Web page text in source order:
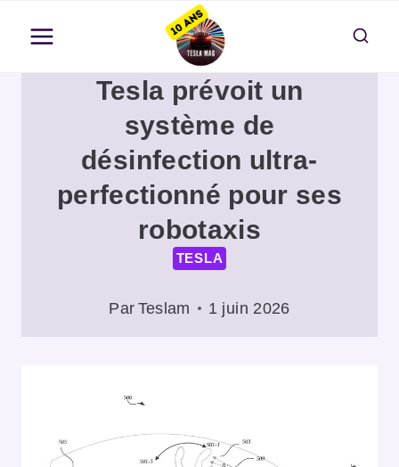
contenu
Tesla prévoit un
système de
désinfection ultra-
perfectionné pour ses
robotaxis
TESLA
Par Teslam 1 juin 2026